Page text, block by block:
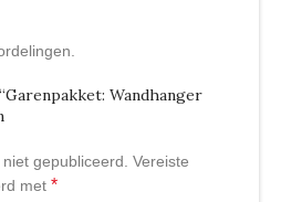
Wandhanger
gepubliceerd. Vereiste
met *